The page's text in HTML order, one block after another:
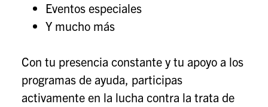
Eventos especiales
Y mucho más
Con tu presencia constante y tu apoyo a los
programas de ayuda, participas
activamente en la lucha contra la trata de